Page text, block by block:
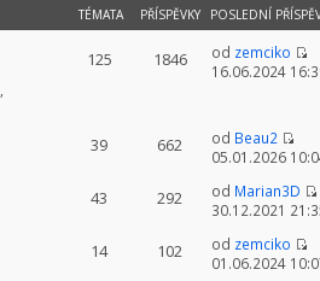
TÉMATA PŘÍSPĚVKY POSLEDNÍ
125 1846 od zemciko
16.06.2024
39 662 od Beau2
05.01.2026
43 292 od Marian3D
30.12.2021
14 102 od zemciko
01.06.2024